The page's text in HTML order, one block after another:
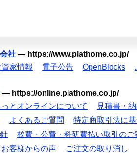
社 — https://www.plathome.co.jp/
家情報 電子公告 OpenBlocks
— https://online.plathome.co.jp/
とオンラインについて
見積書・
よくあるご質問
特定商取引法に
校費・公費・科研費払い取引のご
お客様からの声 ご注文の取り消し